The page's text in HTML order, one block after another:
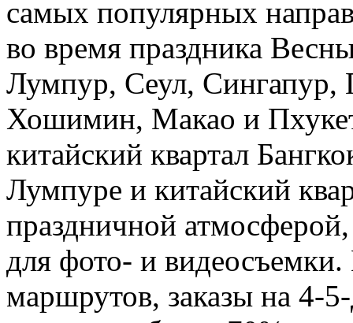
самых популярных
во время праздника
Лумпур, Сеул, Сингапур,
Хошимин, Макао и
китайский квартал
Лумпуре и китайский
праздничной
для фото- и
маршрутов, заказы на 4-